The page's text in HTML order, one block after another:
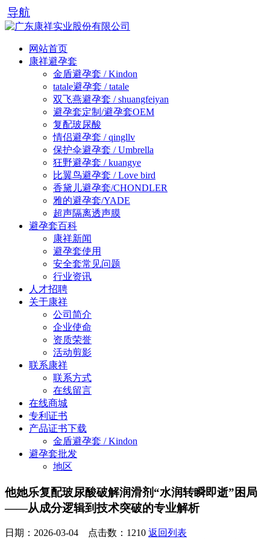
导航
网站首页
康祥避孕套
金盾避孕套 / Kindon
tatale避孕套 / tatale
双飞燕避孕套 / shuangfeiyan
避孕套定制/避孕套OEM
复配玻尿酸
情侣避孕套 / qingllv
保护伞避孕套 / Umbrella
狂野避孕套 / kuangye
比翼鸟避孕套 / Love bird
香黛儿避孕套/CHONDLER
雅的避孕套/YADE
超声隔离透声膜
避孕套百科
康祥新闻
避孕套使用
安全套常见问题
行业资讯
人才招聘
关于康祥
公司简介
企业使命
资质荣誉
活动剪影
联系康祥
联系方式
在线留言
在线商城
专利证书
产品证书下载
金盾避孕套 / Kindon
避孕套批发
地区
他她乐复配玻尿酸破解润滑剂“水润转瞬即逝”困局
——从成分逻辑到技术突破的专业解析
日期：2026-03-04 点击数： 1210 返回列表